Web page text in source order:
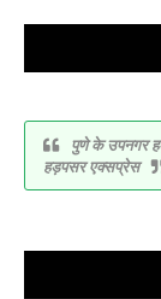
पुणे के उपनगर
हड़पसर एक्सप्रेस